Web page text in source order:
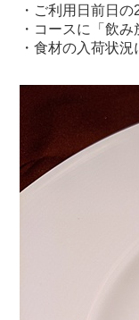
・ご利用日前日
・コースに「飲み
・食材の入荷状